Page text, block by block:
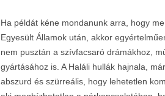
Ha példát kéne mondanunk arra, hogy
Egyesült Államok után, akkor
nem pusztán a szívfacsaró drámákhoz,
gyártásához is. A Haláli hullák hajnala,
abszurd és szürreális, hogy lehetetlen